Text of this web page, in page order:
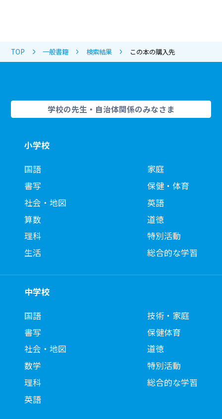
TOP 一般書籍 検索結果 この本の購入先
学校の先生・自治体関係のみなさま
小学校
国語
書写
社会・地図
算数
理科
生活
家庭
保健・体育
英語
道徳
特別活動
総合的な学習
中学校
国語
書写
社会・地図
数学
理科
英語
技術・家庭
保健体育
道徳
特別活動
総合的な学習